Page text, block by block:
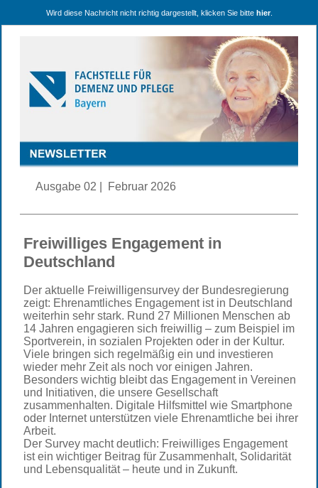
Wird diese Nachricht nicht richtig dargestellt, klicken Sie bitte hier.
Ausgabe 02 | Februar 2026
Freiwilliges Engagement in
Deutschland
Der aktuelle Freiwilligensurvey der Bundesregierung
zeigt: Ehrenamtliches Engagement ist in Deutschland
weiterhin sehr stark. Rund 27 Millionen Menschen ab
14 Jahren engagieren sich freiwillig – zum Beispiel im
Sportverein, in sozialen Projekten oder in der Kultur.
Viele bringen sich regelmäßig ein und investieren
wieder mehr Zeit als noch vor einigen Jahren.
Besonders wichtig bleibt das Engagement in Vereinen
und Initiativen, die unsere Gesellschaft
zusammenhalten. Digitale Hilfsmittel wie Smartphone
oder Internet unterstützen viele Ehrenamtliche bei ihrer
Arbeit.
Der Survey macht deutlich: Freiwilliges Engagement
ist ein wichtiger Beitrag für Zusammenhalt, Solidarität
und Lebensqualität – heute und in Zukunft.